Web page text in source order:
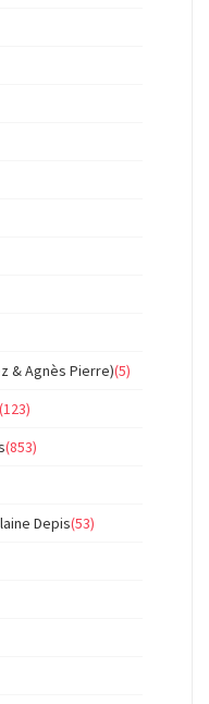
& Agnès Pierre)(5)
(123)
(853)
Depis(53)